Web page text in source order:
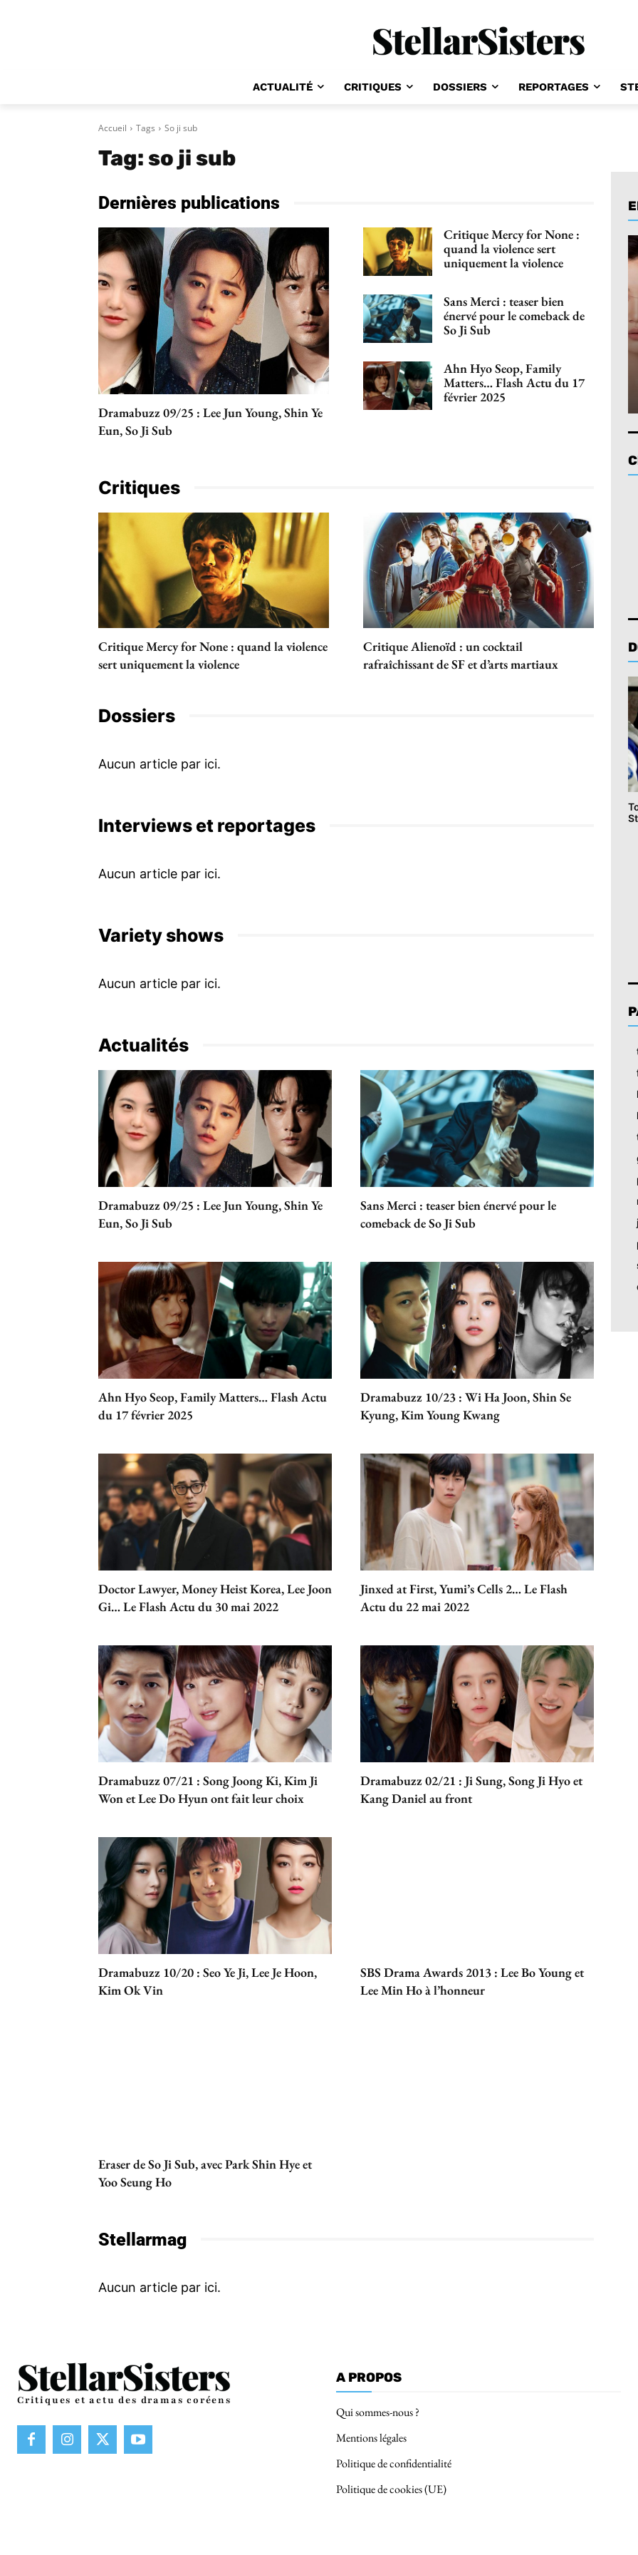
ACTUALITÉ CRITIQUES DOSSIERS REPORTAGES
Accueil Tags So ji sub
Tag:so ji sub
Dernières publications
Dramabuzz 09/25 : Lee Jun Young, Shin Ye
Eun, So Ji Sub
Critique Mercy for None :
quand la violence sert
uniquement la violence
Sans Merci : teaser bien
énervé pour le comeback de
So Ji Sub
Ahn Hyo Seop, Family
Matters… Flash Actu du 17
février 2025
Critiques
Critique Mercy for None : quand la violence
sert uniquement la violence
Critique Alienoïd : un cocktail
rafraîchissant de SF et d’arts martiaux
Dossiers
Interviews et reportages
Variety shows
Actualités
Dramabuzz 09/25 : Lee Jun Young, Shin Ye
Eun, So Ji Sub
Sans Merci : teaser bien énervé pour le
comeback de So Ji Sub
Ahn Hyo Seop, Family Matters… Flash Actu
du 17 février 2025
Dramabuzz 10/23 : Wi Ha Joon, Shin Se
Kyung, Kim Young Kwang
Doctor Lawyer, Money Heist Korea, Lee Joon
Gi… Le Flash Actu du 30 mai 2022
Jinxed at First, Yumi’s Cells 2… Le Flash
Actu du 22 mai 2022
Dramabuzz 07/21 : Song Joong Ki, Kim Ji
Won et Lee Do Hyun ont fait leur choix
Dramabuzz 02/21 : Ji Sung, Song Ji Hyo et
Kang Daniel au front
Dramabuzz 10/20 : Seo Ye Ji, Lee Je Hoon,
Kim Ok Vin
SBS Drama Awards 2013 : Lee Bo Young et
Lee Min Ho à l’honneur
Eraser de So Ji Sub, avec Park Shin Hye et
Yoo Seung Ho
Stellarmag
Critiques et actu des dramas coréens
A PROPOS
Qui sommes-nous ?
Mentions légales
Politique de confidentialité
Politique de cookies (UE)